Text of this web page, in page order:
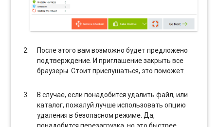
После этого вам возможно будет предложено
подтверждение. И приглашение закрыть все
браузеры. Стоит прислушаться, это поможет.
В случае, если понадобится удалить файл, или
каталог, пожалуй лучше использовать опцию
удаления в безопасном режиме. Да,